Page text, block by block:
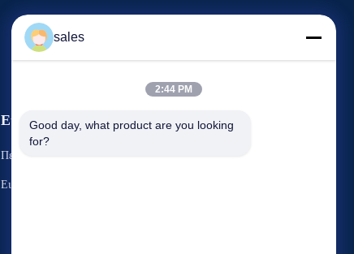
Εκδηλώσεις
Περιπτώσεις
Ειδήσεις
Αίτημα Ένα
sales
2:44 PM
Good day, what product are you looking
for?